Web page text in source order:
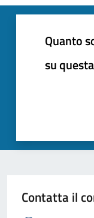
Quanto
su
Contatta il